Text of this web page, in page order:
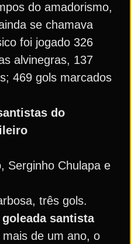
do amadorismo,
se chamava
foi jogado 326
alvinegras, 137
469 gols marcados
do
Serginho Chulapa e
três gols.
santista
de um ano, o